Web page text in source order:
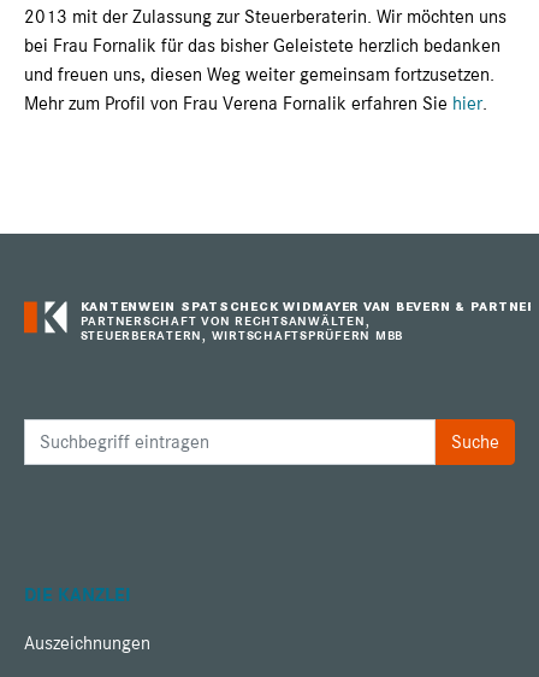
2013 mit der Zulassung zur Steuerberaterin. Wir möchten uns
bei Frau Fornalik für das bisher Geleistete herzlich bedanken
und freuen uns, diesen Weg weiter gemeinsam fortzusetzen.
Mehr zum Profil von Frau Verena Fornalik erfahren Sie hier.
KANTENWEIN SPATSCHECK WIDMAYER VAN BEVERN & PARTNER
PARTNERSCHAFT VON RECHTSANWÄLTEN,
STEUERBERATERN, WIRTSCHAFTSPRÜFERN MBB
DIE KANZLEI
Auszeichnungen